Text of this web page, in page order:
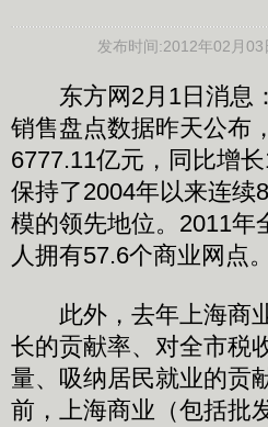
发布时间:2012年02月03
东方网2月1日消息：
销售盘点数据昨天公布
6777.11亿元，同比增
保持了2004年以来连续
模的领先地位。2011年
人拥有57.6个商业网点
此外，去年上海商业
长的贡献率、对全市税
量、吸纳居民就业的贡
前，上海商业（包括批